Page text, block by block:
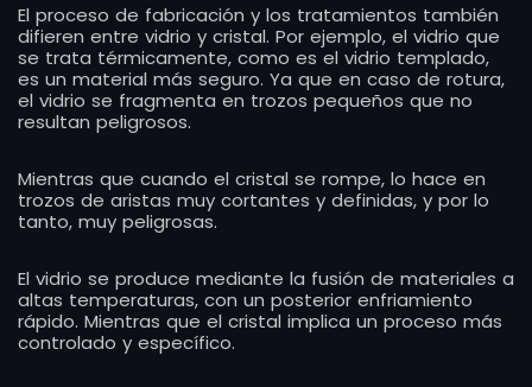
El proceso de fabricación y los tratamientos también
difieren entre vidrio y cristal. Por ejemplo, el vidrio que
se trata térmicamente, como es el vidrio templado,
es un material más seguro. Ya que en caso de rotura,
el vidrio se fragmenta en trozos pequeños que no
resultan peligrosos.
Mientras que cuando el cristal se rompe, lo hace en
trozos de aristas muy cortantes y definidas, y por lo
tanto, muy peligrosas.
El vidrio se produce mediante la fusión de materiales a
altas temperaturas, con un posterior enfriamiento
rápido. Mientras que el cristal implica un proceso más
controlado y específico.